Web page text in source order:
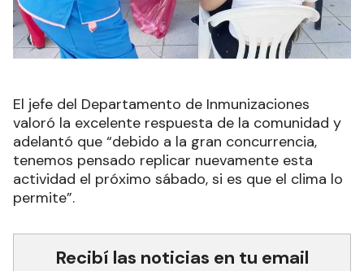
El jefe del Departamento de Inmunizaciones
valoró la excelente respuesta de la comunidad y
adelantó que “debido a la gran concurrencia,
tenemos pensado replicar nuevamente esta
actividad el próximo sábado, si es que el clima lo
permite”.
Recibí las noticias en tu email